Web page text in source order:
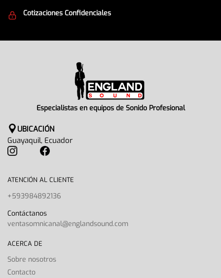
Cotizaciones Confidenciales
Especialistas en equipos de Sonido Profesional
UBICACIÓN
Guayaquil, Ecuador
ATENCIÓN AL CLIENTE
+593984892136
Contáctanos
ventasomnicanal@englandsound.com
ACERCA DE
Sobre nosotros
Contacto